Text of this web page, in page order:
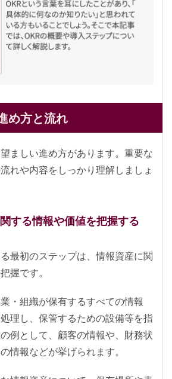
め方と流れ
ましい進め方があります。重要な
れや内容をしっかり理解しましょ
する情報や価値を把握する
最初のステップは、情報資産に関
握です。
・組織が保有するすべての情報
理し、保管するための設備等を指
例として、顧客の情報や、財務状
情報などが挙げられます。